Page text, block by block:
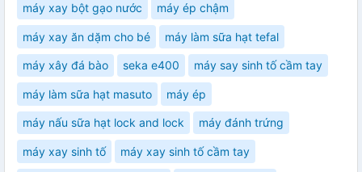
máy xay bột gạo nước máy ép chậm
máy xay ăn dặm cho bé máy làm sữa hạt tefal
máy xây đá bào seka e400 máy say sinh tố cầm tay
máy làm sữa hạt masuto máy ép
máy nấu sữa hạt lock and lock máy đánh trứng
máy xay sinh tố máy xay sinh tố cầm tay